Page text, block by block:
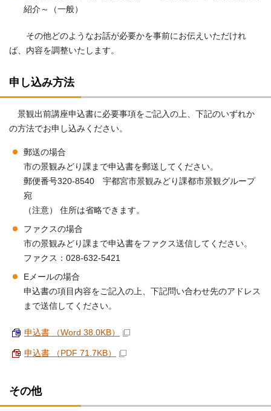
紹介～（一般）
その他どのようなお話が必要かを事前にお伝えいただけれ
ば、内容を調整いたします。
申し込み方法
景観出前講座申込書に必要事項をご記入の上、下記のいずれか
の方法でお申し込みください。
郵送の場合
市の景観みどり課まで申込書を郵送してください。
郵便番号320-8540 宇都宮市景観みどり課都市景観グループ
宛
（注意） 住所は省略できます。
ファクスの場合
市の景観みどり課まで申込書をファクス送信してください。
ファクス：028-632-5421
Eメールの場合
申込書の項目内容をご記入の上、下記問い合わせ先のアドレス
まで送信してください。
申込書 （Word 38.0KB）
申込書 （PDF 71.7KB）
その他